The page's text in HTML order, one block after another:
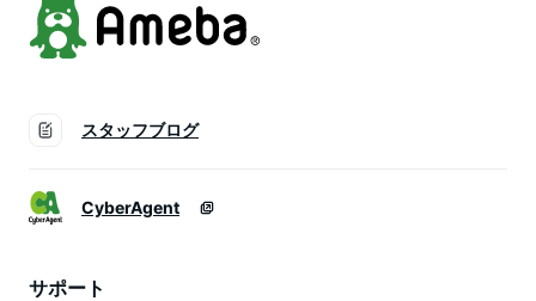
スタッフブログ
CyberAgent
サポート